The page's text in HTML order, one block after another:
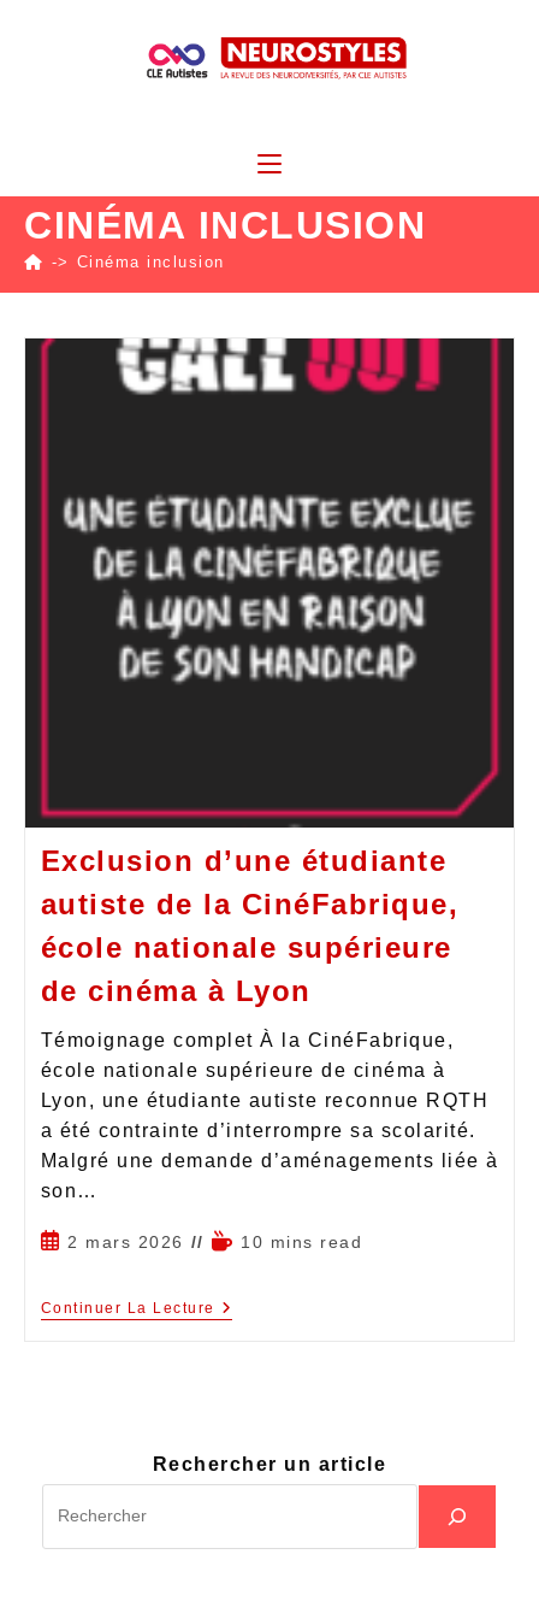
CINÉMA INCLUSION
-> Cinéma inclusion
Exclusion d’une étudiante
autiste de la CinéFabrique,
école nationale supérieure
de cinéma à Lyon
Témoignage complet À la CinéFabrique,
école nationale supérieure de cinéma à
Lyon, une étudiante autiste reconnue RQTH
a été contrainte d’interrompre sa scolarité.
Malgré une demande d’aménagements liée à
son…
2 mars 2026 10 mins read
Continuer La Lecture
Rechercher un article